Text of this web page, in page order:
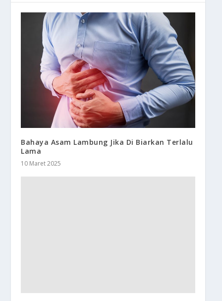
Bahaya Asam Lambung Jika Di Biarkan Terlalu
Lama
10 Maret 2025